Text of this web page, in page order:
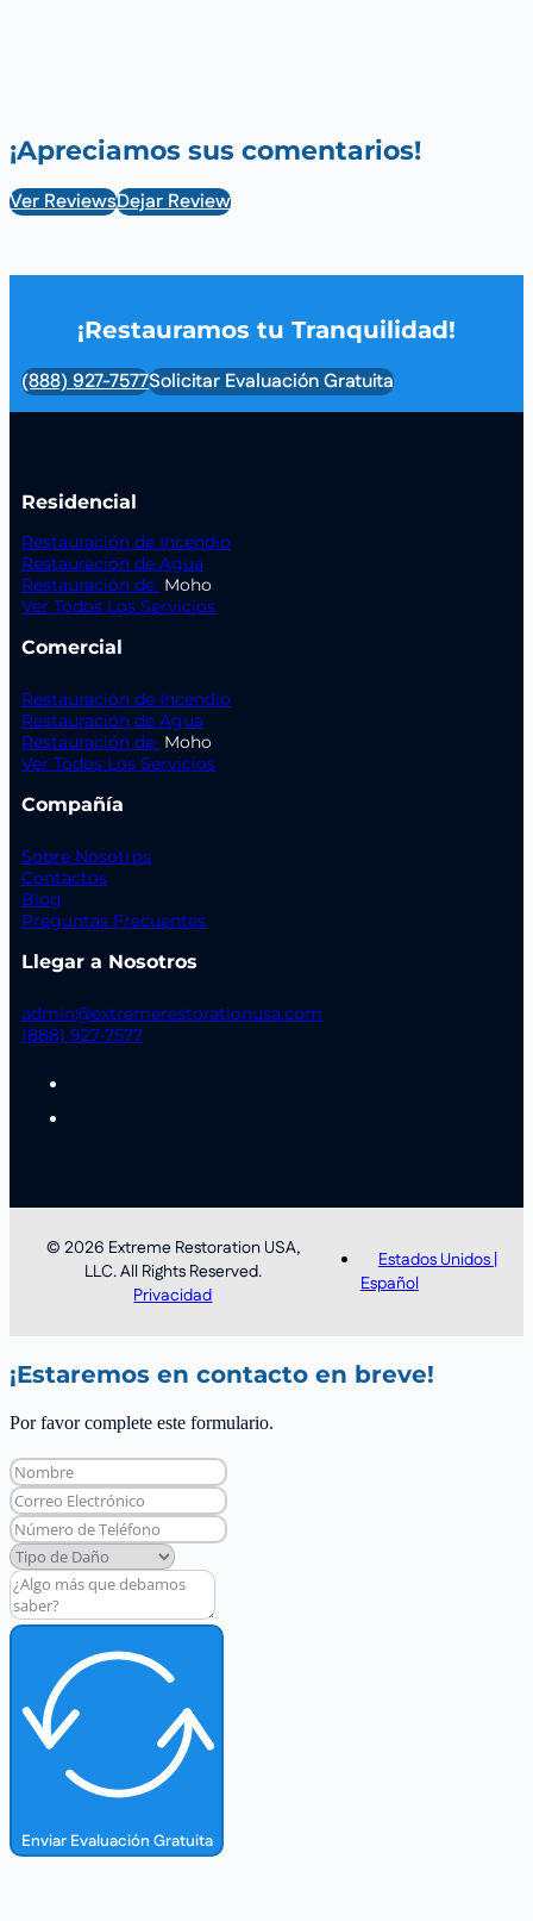
¡Apreciamos sus comentarios!
Ver ReviewsDejar Review
¡Restauramos tu Tranquilidad!
(888) 927-7577Solicitar Evaluación Gratuita
Residencial
Restauración de Incendio
Restauración de Agua
Restauración de Moho
Ver Todos Los Servicios
Comercial
Restauración de Incendio
Restauración de Agua
Restauración de Moho
Ver Todos Los Servicios
Compañía
Sobre Nosotros
Contactos
Blog
Preguntas Frecuentes
Llegar a Nosotros
admin@extremerestorationusa.com
(888) 927-7577
© 2026 Extreme Restoration USA,
LLC. All Rights Reserved.
Privacidad
Estados Unidos |
Español
¡Estaremos en contacto en breve!
Por favor complete este formulario.
Enviar Evaluación Gratuita